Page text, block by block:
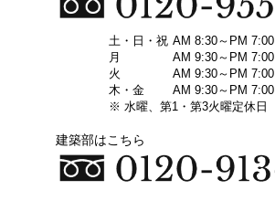
土・日・祝 AM 8:30～PM 7:00
月
AM 9:30～PM 7:00
火
AM 9:30～PM 7:00
木・金
AM 9:30～PM 7:00
※ 水曜、第1・第3火曜定休日
建築部はこちら